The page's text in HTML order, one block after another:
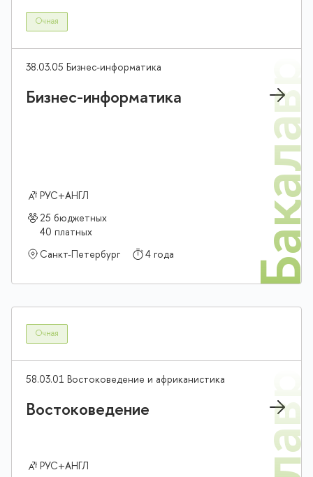
Очная
38.03.05 Бизнес-информатика
Бизнес-информатика
РУС+АНГЛ
25 бюджетных
40 платных
Санкт-Петербург
4 года
Очная
58.03.01 Востоковедение и африканистика
Востоковедение
РУС+АНГЛ